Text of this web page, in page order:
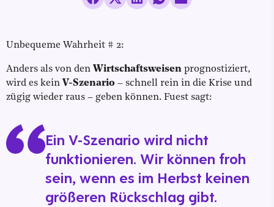
Unbequeme Wahrheit # 2:
Anders als von den Wirtschaftsweisen prognostiziert,
wird es kein V-Szenario – schnell rein in die Krise und
zügig wieder raus – geben können. Fuest sagt:
Ein V-Szenario wird nicht
funktionieren. Wir können froh
sein, wenn es im Herbst keinen
größeren Rückschlag gibt.